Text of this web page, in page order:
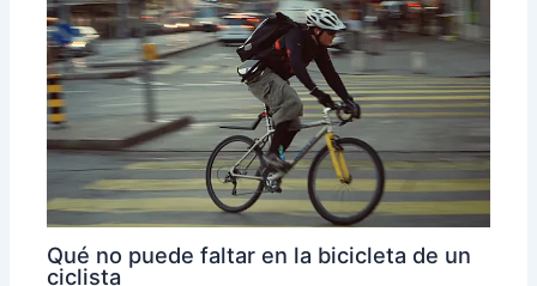
Qué no puede faltar en la bicicleta de un
ciclista